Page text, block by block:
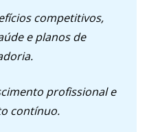
competitivos,
e planos de
profissional e
contínuo.